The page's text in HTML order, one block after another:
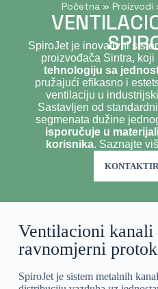
Početna» Proizvodi
SpiroJet je inovativni
proizvođača Sintra, koji
tehnologiju sa
pružajući efikasno i
ventilaciju u
Sastavljen od
segmenata dužine
isporučuje u
korisnika. Saznajte
Ventilacioni kanali
ravnomjerni
SpiroJet je sistem metalnih